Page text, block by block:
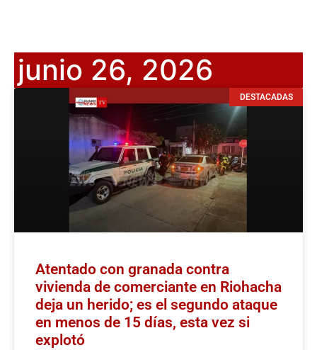
junio 26, 2026
DESTACADAS
Atentado con granada contra
vivienda de comerciante en Riohacha
deja un herido; es el segundo ataque
en menos de 15 días, esta vez si
explotó